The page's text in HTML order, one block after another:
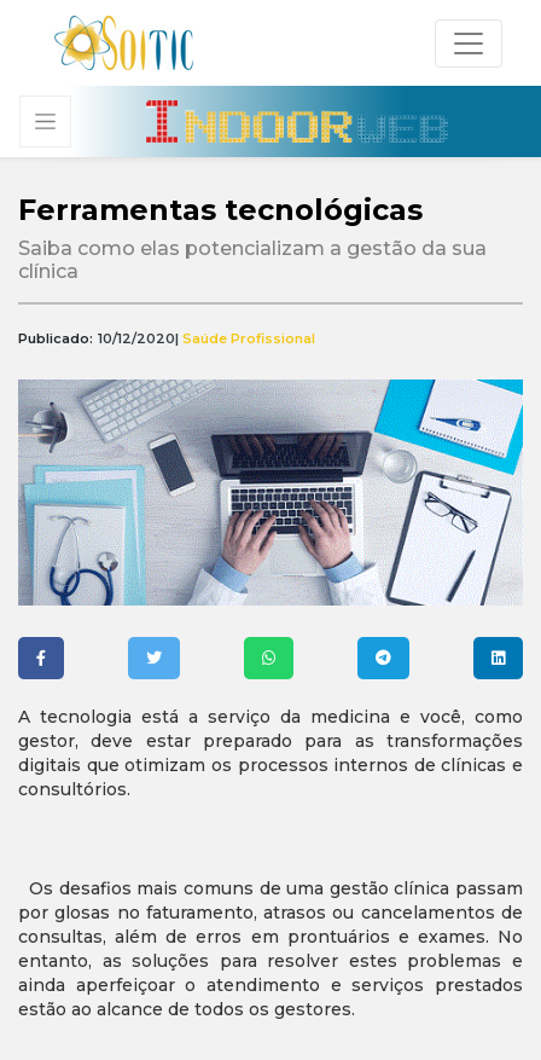
Ferramentas tecnológicas
Saiba como elas potencializam a gestão da sua
clínica
Publicado: 10/12/2020| Saúde Profissional
A tecnologia está a serviço da medicina e você, como
gestor, deve estar preparado para as transformações
digitais que otimizam os processos internos de clínicas e
consultórios.
Os desafios mais comuns de uma gestão clínica passam
por glosas no faturamento, atrasos ou cancelamentos de
consultas, além de erros em prontuários e exames. No
entanto, as soluções para resolver estes problemas e
ainda aperfeiçoar o atendimento e serviços prestados
estão ao alcance de todos os gestores.